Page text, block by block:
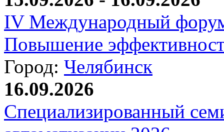
IV Международный
Повышение
Город: Челябинск
16.09.2026
Специализированный